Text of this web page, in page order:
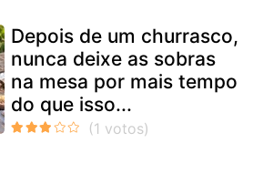
Depois de um churrasco,
nunca deixe as sobras
na mesa por mais tempo
do que isso...